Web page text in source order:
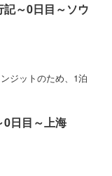
～0日目～ソウ
ジットのため、1泊
0日目～上海